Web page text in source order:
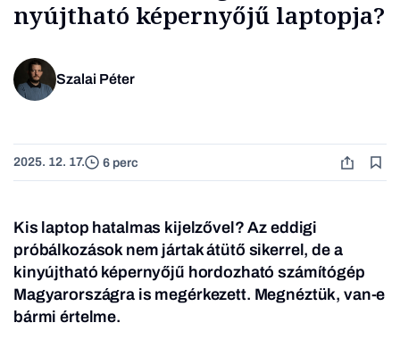
nyújtható képernyőjű laptopja?
Szalai Péter
2025. 12. 17. 6 perc
Kis laptop hatalmas kijelzővel? Az eddigi
próbálkozások nem jártak átütő sikerrel, de a
kinyújtható képernyőjű hordozható számítógép
Magyarországra is megérkezett. Megnéztük, van-e
bármi értelme.